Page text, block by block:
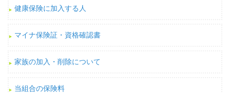
健康保険に加入する人
マイナ保険証・資格確認書
家族の加入・削除について
当組合の保険料